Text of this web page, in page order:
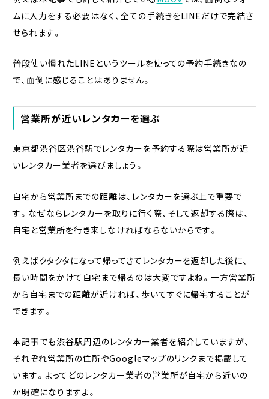
ムに入力をする必要はなく、全ての手続きをLINEだけで完結さ
せられます。
普段使い慣れたLINEというツールを使っての予約手続きなの
で、面倒に感じることはありません。
営業所が近いレンタカーを選ぶ
東京都渋谷区渋谷駅でレンタカーを予約する際は営業所が近
いレンタカー業者を選びましょう。
自宅から営業所までの距離は、レンタカーを選ぶ上で重要で
す。なぜならレンタカーを取りに行く際、そして返却する際は、
自宅と営業所を行き来しなければならないからです。
例えばクタクタになって帰ってきてレンタカーを返却した後に、
長い時間をかけて自宅まで帰るのは大変ですよね。一方営業所
から自宅までの距離が近ければ、歩いてすぐに帰宅することが
できます。
本記事でも渋谷駅周辺のレンタカー業者を紹介していますが、
それぞれ営業所の住所やGoogleマップのリンクまで掲載して
います。よってどのレンタカー業者の営業所が自宅から近いの
か明確になりますよ。